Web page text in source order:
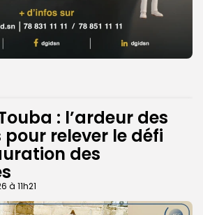
: l’ardeur des
pour relever le défi
des
à 11h21